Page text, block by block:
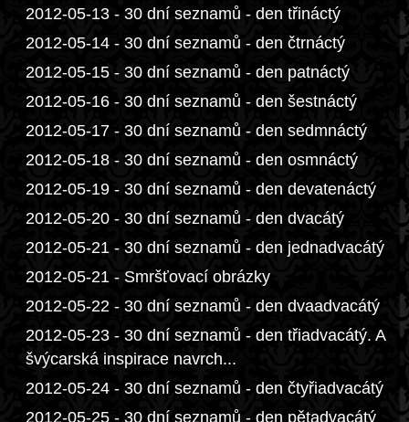
2012-05-13 - 30 dní seznamů - den třináctý
2012-05-14 - 30 dní seznamů - den čtrnáctý
2012-05-15 - 30 dní seznamů - den patnáctý
2012-05-16 - 30 dní seznamů - den šestnáctý
2012-05-17 - 30 dní seznamů - den sedmnáctý
2012-05-18 - 30 dní seznamů - den osmnáctý
2012-05-19 - 30 dní seznamů - den devatenáctý
2012-05-20 - 30 dní seznamů - den dvacátý
2012-05-21 - 30 dní seznamů - den jednadvacátý
2012-05-21 - Smršťovací obrázky
2012-05-22 - 30 dní seznamů - den dvaadvacátý
2012-05-23 - 30 dní seznamů - den třiadvacátý. A
švýcarská inspirace navrch...
2012-05-24 - 30 dní seznamů - den čtyřiadvacátý
2012-05-25 - 30 dní seznamů - den pětadvacátý